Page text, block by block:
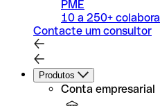
PME
10 a 250+
Contacte um consultor
Produtos
Conta empresarial